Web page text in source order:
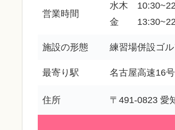
営業時間
水木
金
施設の形態 練習場併設ゴ
最寄り駅 名古屋高速16
住所 〒491-0823 愛